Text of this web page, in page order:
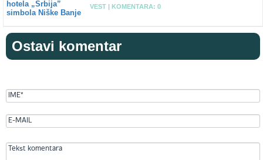
VEST | KOMENTARA: 0
Ostavi komentar